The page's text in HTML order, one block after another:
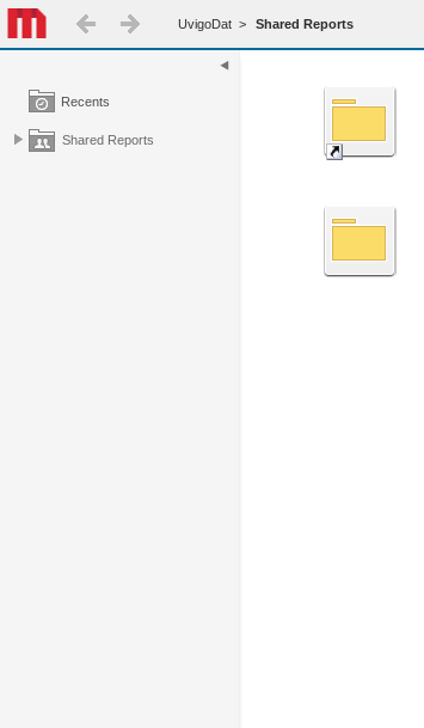
UvigoDat > Shared Reports
Recents
Shared Reports